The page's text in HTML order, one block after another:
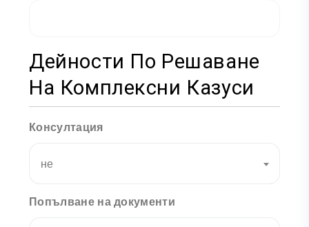
Дейности По Решаване
На Комплексни Казуси
Консултация
не
Попълване на документи